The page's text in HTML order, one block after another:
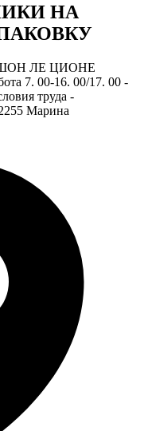
НА
ЛЕ ЦИОНЕ
7. 00-16. 00/17. 00 -
труда -
Марина